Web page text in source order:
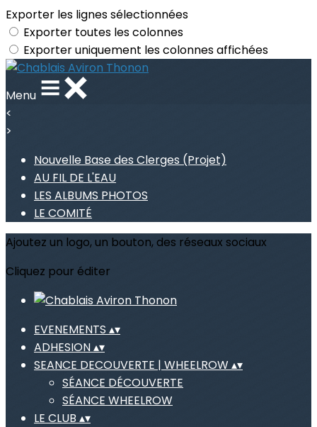
Exporter les lignes sélectionnées
Exporter toutes les colonnes
Exporter uniquement les colonnes affichées
Menu
<
>
Nouvelle Base des Clerges (Projet)
AU FIL DE L'EAU
LES ALBUMS PHOTOS
LE COMITÉ
Ajoutez un logo, un bouton, des réseaux sociaux
Cliquez pour éditer
EVENEMENTS ▴▾
ADHESION▴▾
SEANCE DECOUVERTE | WHEELROW ▴▾
SÉANCE DÉCOUVERTE
SÉANCE WHEELROW
LE CLUB ▴▾